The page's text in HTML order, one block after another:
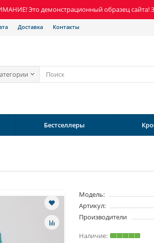
Это демонстрационный образец сайта!
Доставка Контакты
Бестселлеры
Модель:
Артикул:
Производители